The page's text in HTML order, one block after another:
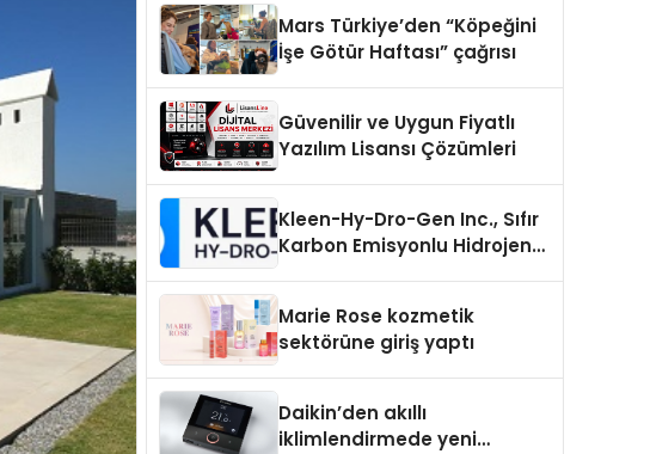
Mars Türkiye’den “Köpeğini
İşe Götür Haftası” çağrısı
Güvenilir ve Uygun Fiyatlı
Yazılım Lisansı Çözümleri
Kleen-Hy-Dro-Gen Inc., Sıfır
Karbon Emisyonlu Hidrojen
Aldı
Marie Rose kozmetik
sektörüne giriş yaptı
Daikin’den akıllı
iklimlendirmede yeni